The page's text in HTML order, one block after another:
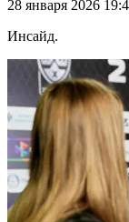
28 января 2026
Инсайд.